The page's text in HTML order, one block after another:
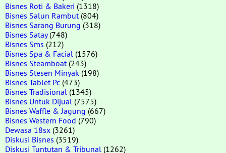
Bisnes Roti & Bakeri (1318)
Bisnes Salun Rambut (804)
Bisnes Sarang Burung (318)
Bisnes Satay(748)
Bisnes Sms (212)
Bisnes Spa & Facial (1576)
Bisnes Steamboat (243)
Bisnes Stesen Minyak (198)
Bisnes Tablet Pc (473)
Bisnes Tradisional (1345)
Bisnes Untuk Dijual (7575)
Bisnes Waffle & Jagung (667)
Bisnes Western Food (790)
Dewasa 18sx (3261)
Diskusi Bisnes (3519)
Diskusi Tuntutan & Tribunal (1262)